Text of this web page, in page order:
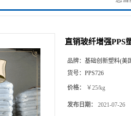
类塑
直销玻纤增强PPS
品牌： 基础创新塑料(美
货号： PPS726
价格： ￥25/kg
发布日期： 2021-07-26